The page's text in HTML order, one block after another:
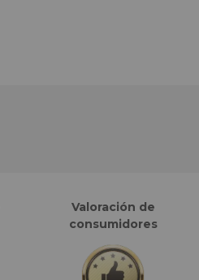
Valoración de
consumidores